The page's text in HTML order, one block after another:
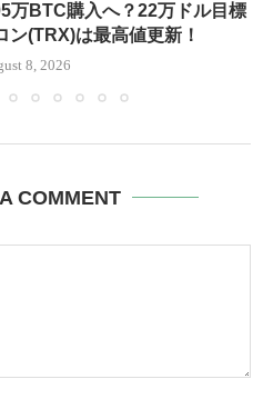
万BTC購入へ？22万ドル目標
ン(TRX)は最高値更新！
8, 2026
COMMENT